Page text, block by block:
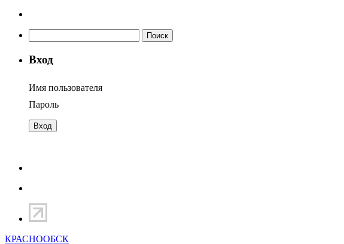
Вход
Имя пользователя
Пароль
КРАСНООБСК